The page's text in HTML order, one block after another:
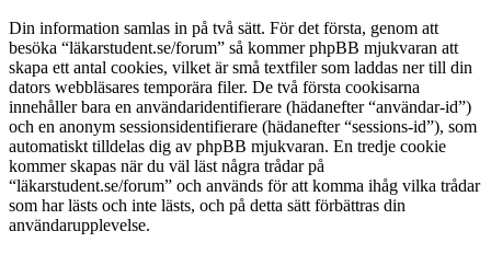
Din information samlas in på två sätt. För det första, genom att
besöka “läkarstudent.se/forum” så kommer phpBB mjukvaran att
skapa ett antal cookies, vilket är små textfiler som laddas ner till din
dators webbläsares temporära filer. De två första cookisarna
innehåller bara en användaridentifierare (hädanefter “användar-id”)
och en anonym sessionsidentifierare (hädanefter “sessions-id”), som
automatiskt tilldelas dig av phpBB mjukvaran. En tredje cookie
kommer skapas när du väl läst några trådar på
“läkarstudent.se/forum” och används för att komma ihåg vilka trådar
som har lästs och inte lästs, och på detta sätt förbättras din
användarupplevelse.